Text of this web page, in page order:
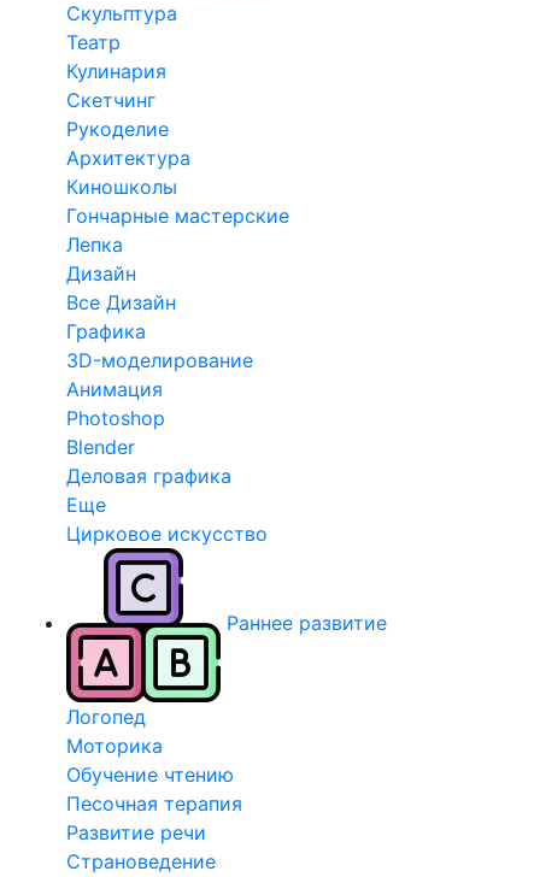
Скульптура
Театр
Кулинария
Скетчинг
Рукоделие
Архитектура
Киношколы
Гончарные мастерские
Лепка
Дизайн
Все Дизайн
Графика
3D-моделирование
Анимация
Photoshop
Blender
Деловая графика
Еще
Цирковое искусство
Раннее развитие
Логопед
Моторика
Обучение чтению
Песочная терапия
Развитие речи
Страноведение